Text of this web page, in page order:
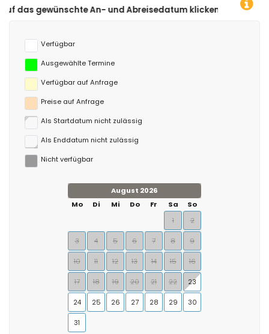
An- und Abreisedatum klicken!
Verfügbar
Ausgewählte Termine
Verfügbar auf Anfrage
Preise auf Anfrage
Als Startdatum nicht zulässig
Als Enddatum nicht zulässig
Nicht verfügbar
August 2026
Mo
Di Mi Do Fr Sa
So
1
2
3 4 5 6 7 8 9
10 11 12 13 14 15 16
17 18 19 20 21 22 23
24 25 26 27 28 29 30
31